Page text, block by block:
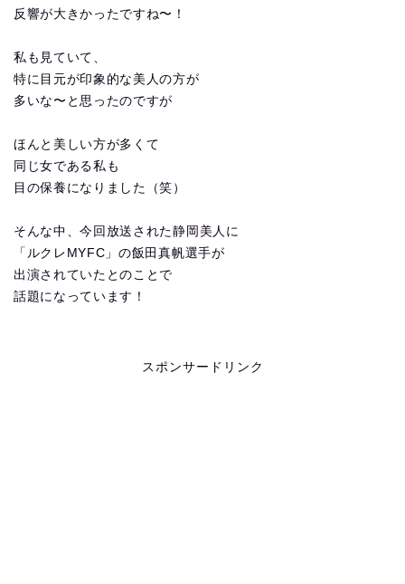
反響が大きかったですね〜！
私も見ていて、
特に目元が印象的な美人の方が
多いな〜と思ったのですが
ほんと美しい方が多くて
同じ女である私も
目の保養になりました（笑）
そんな中、今回放送された静岡美人に
「ルクレMYFC」の飯田真帆選手が
出演されていたとのことで
話題になっています！
スポンサードリンク